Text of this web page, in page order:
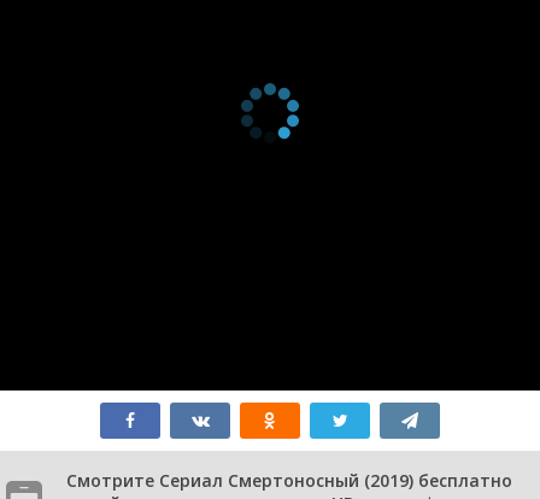
under the Moon
Hot. Hot. Hot.
Смотрите Сериал Смертоносный (2019) бесплатно